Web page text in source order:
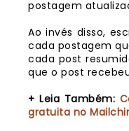
postagem
Ao invés disso,
cada postagem
cada post
que o post
+ Leia Também:
gratuita no